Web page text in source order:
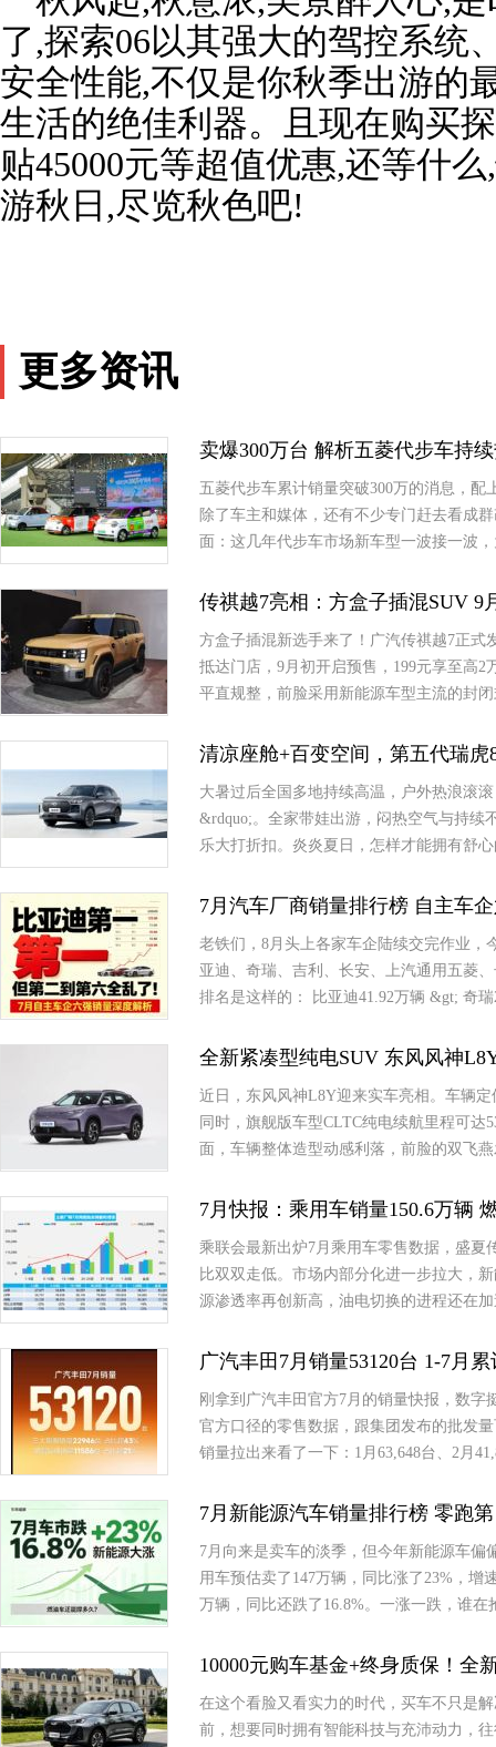
了,探索06以其强大的驾控系统
安全性能,不仅是你秋季出游的
生活的绝佳利器。且现在购买
贴45000元等超值优惠,还等什
游秋日,尽览秋色吧!
更多资讯
卖爆300万台 解析五菱代步车持
五菱代步车累计销量突破300万的消息，
除了车主和媒体，还有不少专门赶去看成
面：这几年代步车市场新车型一波接一波
传祺越7亮相：方盒子插混SUV 9
方盒子插混新选手来了！广汽传祺越7正式
抵达门店，9月初开启预售，199元享至高
平直规整，前脸采用新能源车型主流的封
清凉座舱+百变空间，第五代瑞
大暑过后全国多地持续高温，户外热浪滚
&rdquo;。全家带娃出游，闷热空气与持续
乐大打折扣。炎炎夏日，怎样才能拥有舒
7月汽车厂商销量排行榜 自主车
老铁们，8月头上各家车企陆续交完作业，
亚迪、奇瑞、吉利、长安、上汽通用五菱
排名是这样的： 比亚迪41.92万辆 &gt; 奇
全新紧凑型纯电SUV 东风风神
近日，东风风神L8Y迎来实车亮相。车辆
同时，旗舰版车型CLTC纯电续航里程可
面，车辆整体造型动感利落，前脸的双飞
7月快报：乘用车销量150.6万辆
乘联会最新出炉7月乘用车零售数据，盛夏
比双双走低。市场内部分化进一步拉大，
源渗透率再创新高，油电切换的进程还在
广汽丰田7月销量53120台 1-7月
刚拿到广汽丰田官方7月的销量快报，数字
官方口径的零售数据，跟集团发布的批发
销量拉出来看了一下：1月63,648台、2月
7月新能源汽车销量排行榜 零跑
7月向来是卖车的淡季，但今年新能源车
用车预估卖了147万辆，同比涨了23%，增
万辆，同比还跌了16.8%。一涨一跌，谁
10000元购车基金+终身质保！全
在这个看脸又看实力的时代，买车不只是
前，想要同时拥有智能科技与充沛动力，